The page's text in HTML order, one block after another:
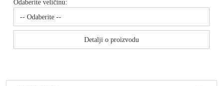
Odaberite veličinu:
Detalji o proizvodu